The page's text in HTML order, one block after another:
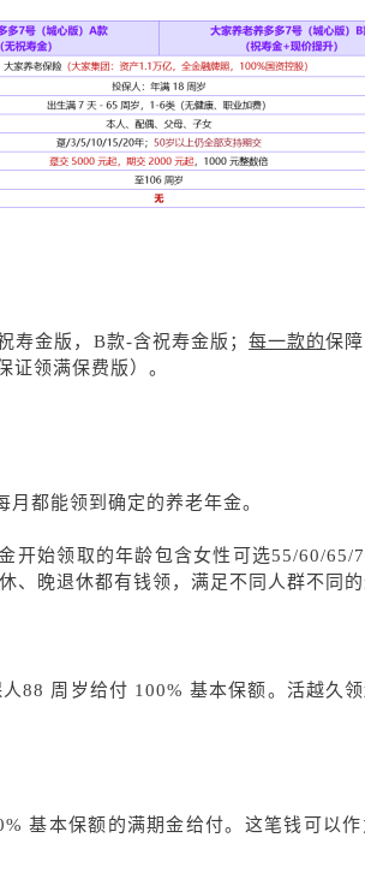
寿金版，B款-含祝寿金版；每一款的保
证领满保费版）。
都能领到确定的养老年金。
开始领取的年龄包含女性可选55/60/65/
、晚退休都有钱领，满足不同人群不同的
88 周岁给付 100% 基本保额。活越久
基本保额的满期金给付。这笔钱可以